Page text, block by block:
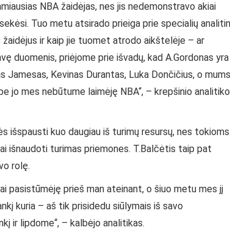
NBA žaidėjas, nes jis nedemonstravo akiai
Tuo metu atsirado prieiga prie specialių
ir kaip jie tuomet atrodo aikštelėje – ar
duomenis, priėjome prie išvadų, kad A.Gordonas yra
Kevinas Durantas, Luka Dončičius, o mums
jo mes nebūtume laimėję NBA“, – krepšinio
išspausti kuo daugiau iš turimų resursų, nes tokioms
išnaudoti turimas priemones. T.Balčėtis taip pat
rolę.
pasistūmėję prieš man ateinant, o šiuo metu mes jį
kuria – aš tik prisidedu siūlymais iš savo
ir lipdome“, – kalbėjo analitikas.